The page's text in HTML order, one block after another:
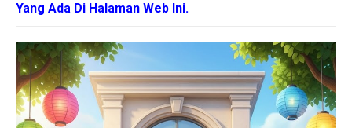
Yang Ada Di Halaman Web Ini.